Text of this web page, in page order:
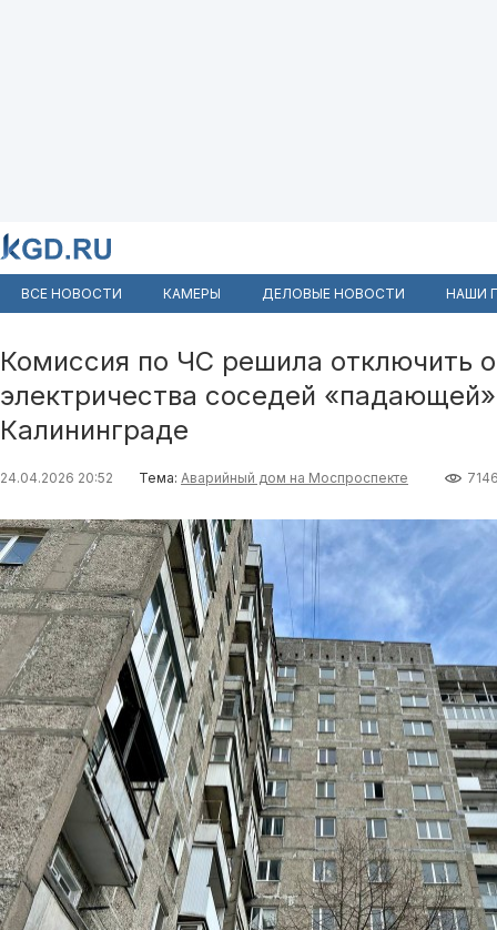
ВСЕ НОВОСТИ КАМЕРЫ ДЕЛОВЫЕ НОВОСТИ НАШИ
Комиссия по ЧС решила отключить
электричества соседей
Калининграде
24.04.2026 20:52 Тема: Аварийный дом на Моспроспекте